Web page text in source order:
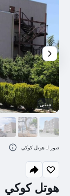
هوتل كوكي
مبنى
صور لـ هوتل كوكي